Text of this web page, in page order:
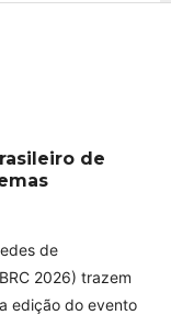
de
de
2026) trazem
edição do evento